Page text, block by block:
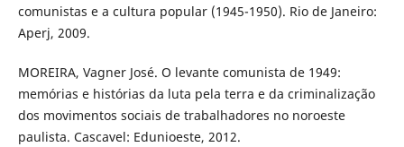
comunistas e a cultura popular (1945-1950). Rio de Janeiro:
Aperj, 2009.
MOREIRA, Vagner José. O levante comunista de 1949:
memórias e histórias da luta pela terra e da criminalização
dos movimentos sociais de trabalhadores no noroeste
paulista. Cascavel: Edunioeste, 2012.